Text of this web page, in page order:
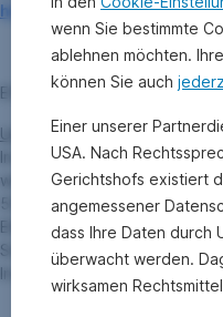
https://issuerinfo.oekb.at/
ERSTE STOCK EUROPE
Umtauschverhältnis:
Im Gegensatz zum Split
werden die
55,2169% (abspaltender
EMERGING) zu 44,7831%
Side Pocket ABW ERSTE
Investmentfonds in
wenn Sie bestimmte
ablehnen möchten.
können Sie auch
Einer unserer
USA. Nach
Gerichtshofs existiert
angemessener
dass Ihre Daten durch
überwacht werden.
wirksamen